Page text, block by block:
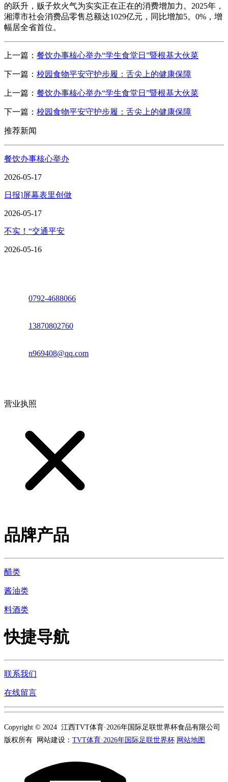
的跃升，贩子炊火气为实实正在正在的消费增加力。2025年，
湘潭市社会消费品零售总额达1029亿元，同比增加5。0%，增
幅居全省首位。
上一篇： 餐饮办事核心举办“学生食堂日”暨根基大伙菜
下一篇： 校园食物平安守护步履：舌尖上的健康保障
上一篇： 餐饮办事核心举办“学生食堂日”暨根基大伙菜
下一篇： 校园食物平安守护步履：舌尖上的健康保障
推荐新闻
餐饮办事核心举办
2026-05-17
日报]屏幕表里创做
2026-05-17
不实！“交通平安
2026-05-16
0792-4688066
13870802760
n969408@qq.com
营业执照
品牌产品
醋类
酱油类
料酒类
快捷导航
联系我们
在线留言
Copyright © 2024 江西TVT体育·2026年国际足联世界杯食品有限公司
版权所有 网站建设： TVT体育·2026年国际足联世界杯 网站地图